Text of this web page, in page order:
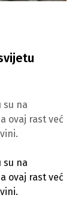
su na
ovaj rast već
su na
ovaj rast već